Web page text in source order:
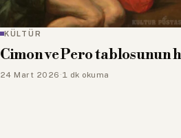
KÜLTÜR
Cimon ve Pero tablosunun
24 Mart 2026 ·1 dk okuma